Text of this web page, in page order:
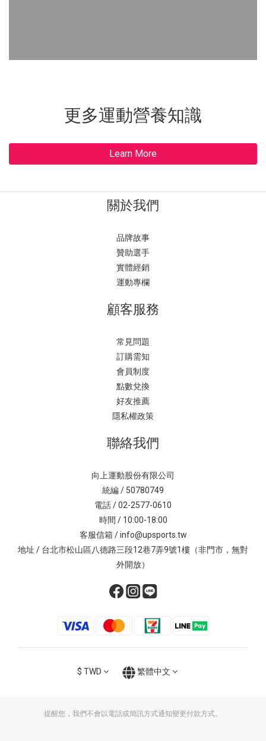
更多運動營養知識
Learn More
關於我們
品牌故事
贊助選手
實體經銷
運動專欄
顧客服務
常見問題
訂購需知
會員制度
點數兌換
好友推薦
隱私權政策
聯絡我們
向上運動股份有限公司
統編 / 50780749
電話 / 02-2577-0610
時間 / 10:00-18:00
客服信箱 / info@upsports.tw
地址 / 台北市松山區八德路三段12巷7弄9號1樓（非門市，無對
外開放）
$ TWD 繁體中文
提醒您，我們不會以電話或簡訊方式通知變更付款方式。